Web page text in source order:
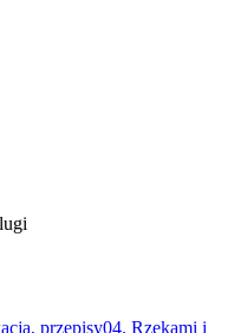
przepisy04. Rzekami i